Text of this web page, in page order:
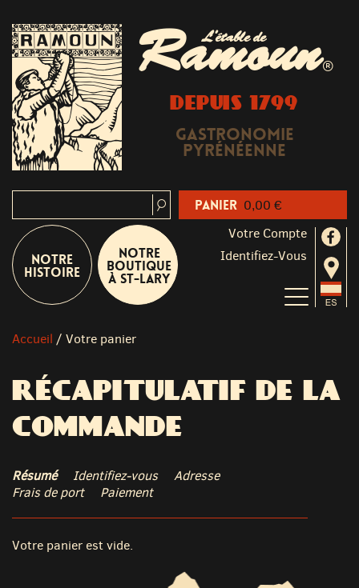
L'étable de
Ramoun®
DEPUIS 1799
Gastronomie
Pyrénéenne
Votre Compte
Identifiez-Vous
Notre
Histoire
Notre
boutique
à St-Lary
Accueil / Votre panier
RÉCAPITULATIF DE LA
COMMANDE
Résumé Identifiez-vous
Adresse
Frais de port
Paiement
Votre panier est vide.
Panier 0,00 €